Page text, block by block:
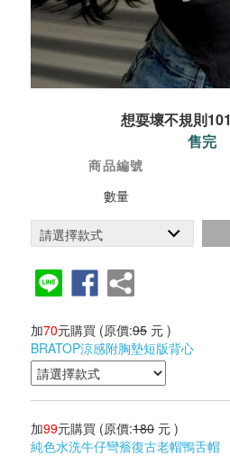
想耍壞不規則
售完
商品編號
數量
加70元購買 (原價:95 元 )
BRATOP涼感附胸墊短版背心
加99元購買 (原價:180 元 )
純色水洗牛仔彎簷復古老帽鴨舌帽